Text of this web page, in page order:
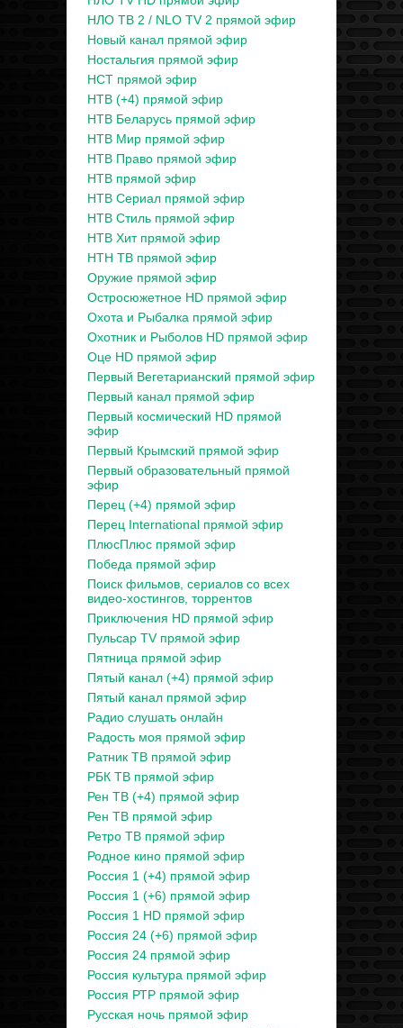
НЛО ТВ 2 / NLO TV 2 прямой эфир
Новый канал прямой эфир
Ностальгия прямой эфир
НСТ прямой эфир
НТВ (+4) прямой эфир
НТВ Беларусь прямой эфир
НТВ Мир прямой эфир
НТВ Право прямой эфир
НТВ прямой эфир
НТВ Сериал прямой эфир
НТВ Стиль прямой эфир
НТВ Хит прямой эфир
НТН ТВ прямой эфир
Оружие прямой эфир
Остросюжетное HD прямой эфир
Охота и Рыбалка прямой эфир
Охотник и Рыболов HD прямой эфир
Оце HD прямой эфир
Первый Вегетарианский прямой эфир
Первый канал прямой эфир
Первый космический HD прямой
эфир
Первый Крымский прямой эфир
Первый образовательный прямой
эфир
Перец (+4) прямой эфир
Перец International прямой эфир
ПлюсПлюс прямой эфир
Победа прямой эфир
Поиск фильмов, сериалов со всех
видео-хостингов, торрентов
Приключения HD прямой эфир
Пульсар TV прямой эфир
Пятница прямой эфир
Пятый канал (+4) прямой эфир
Пятый канал прямой эфир
Радио слушать онлайн
Радость моя прямой эфир
Ратник ТВ прямой эфир
РБК ТВ прямой эфир
Рен ТВ (+4) прямой эфир
Рен ТВ прямой эфир
Ретро ТВ прямой эфир
Родное кино прямой эфир
Россия 1 (+4) прямой эфир
Россия 1 (+6) прямой эфир
Россия 1 HD прямой эфир
Россия 24 (+6) прямой эфир
Россия 24 прямой эфир
Россия культура прямой эфир
Россия РТР прямой эфир
Русская ночь прямой эфир